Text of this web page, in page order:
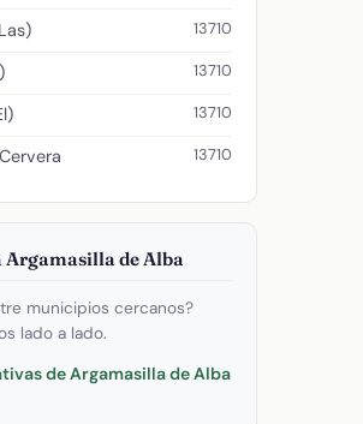
13710
13710
13710
13710
Argamasilla de Alba
municipios cercanos?
lado a lado.
de Argamasilla de Alba